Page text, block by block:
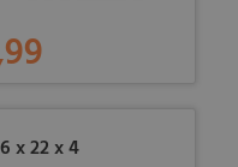
x 22 x 4